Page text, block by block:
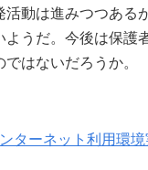
活動は進みつつある
ようだ。今後は保護
はないだろうか。
ターネット利用環